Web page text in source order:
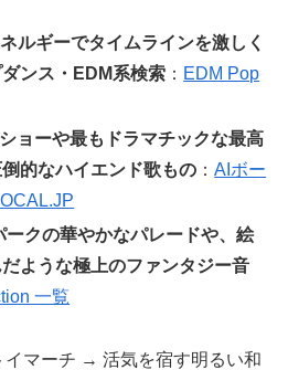
ルギーでタイムラインを激しく
ンス・EDM系検索 ： EDM Pop
ョーや最もドラマチックな最高
的なハイエンド歌もの ：AIボー
ークの華やかなパレードや、絵
ような極上のファンタジー音
一覧
イマーチ → 活気を宿す明るい和